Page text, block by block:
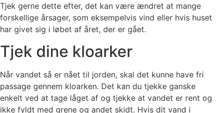
Tjek gerne dette efter, det kan være ændret at mange
forskellige årsager, som eksempelvis vind eller hvis huset
har givet sig i løbet af året, der er gået.
Tjek dine kloarker
Når vandet så er nået til jorden, skal det kunne have fri
passage gennem kloarken. Det kan du tjekke ganske
enkelt ved at tage låget af og tjekke at vandet er rent og
ikke fyldt med grene og andet skidt. Hvis dit vand i